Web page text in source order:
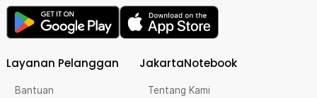
Layanan Pelanggan
Bantuan
JakartaNotebook
Tentang Kami